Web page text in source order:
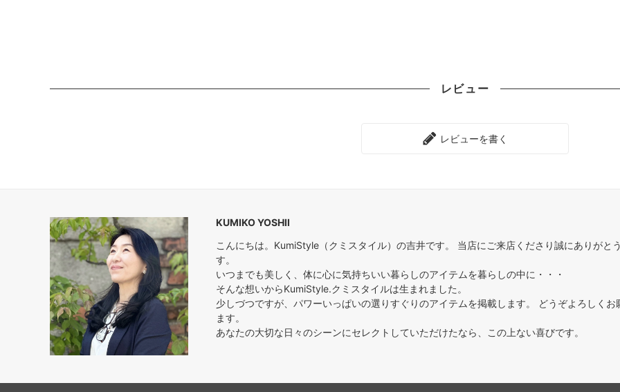
レビュー
レビューを書く
KUMIKO YOSHII
こんにちは。KumiStyle（クミスタイル）の吉井です。 当店にご来店くださり誠にありがと
す。
いつまでも美しく、体に心に気持ちいい暮らしのアイテムを暮らしの中に・・・
そんな想いからKumiStyle.クミスタイルは生まれました。
少しづつですが、パワーいっぱいの選りすぐりのアイテムを掲載します。 どうぞよろしくお
ます。
あなたの大切な日々のシーンにセレクトしていただけたなら、この上ない喜びです。